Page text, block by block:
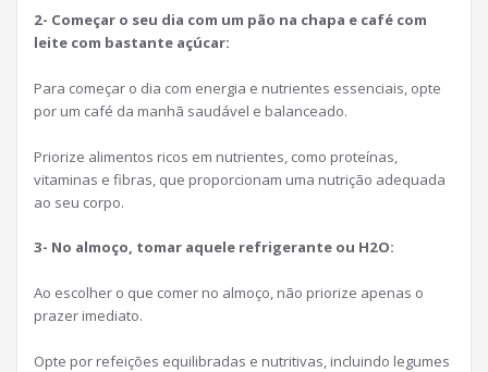
2- Começar o seu dia com um pão na chapa e café com
leite com bastante açúcar:
Para começar o dia com energia e nutrientes essenciais, opte
por um café da manhã saudável e balanceado.
Priorize alimentos ricos em nutrientes, como proteínas,
vitaminas e fibras, que proporcionam uma nutrição adequada
ao seu corpo.
3- No almoço, tomar aquele refrigerante ou H2O:
Ao escolher o que comer no almoço, não priorize apenas o
prazer imediato.
Opte por refeições equilibradas e nutritivas, incluindo legumes